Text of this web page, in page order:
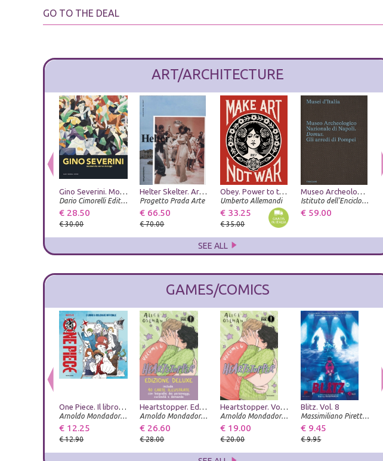
GO TO THE DEAL
ART/ARCHITECTURE
Gino Severini. Modernità come dialogo
Dario Cimorelli Editore
€ 28.50
€ 30.00
Helter Skelter. Arthur Jafa and Richard Prince
Progetto Prada Arte
€ 66.50
€ 70.00
Obey. Power to the peaceful. Ediz. italiana
Umberto Allemandi
€ 33.25
€ 35.00
Museo Archeologico Nazionale di Napoli. Domus. Gli arredi di Pompei
Istituto dell'Enciclopedia Italiana
€ 59.00
SEE ALL
GAMES/COMICS
One Piece. Il libro da colorare ufficiale. Ediz. illustrata
Arnoldo Mondadori Editore
€ 12.25
€ 12.90
Heartstopper. Ediz. deluxe. Con Carte. Vol. 6
Arnoldo Mondadori Editore
€ 26.60
€ 28.00
Heartstopper. Vol. 6
Arnoldo Mondadori Editore
€ 19.00
€ 20.00
Blitz. Vol. 8
Massimiliano Piretti Editore
€ 9.45
€ 9.95